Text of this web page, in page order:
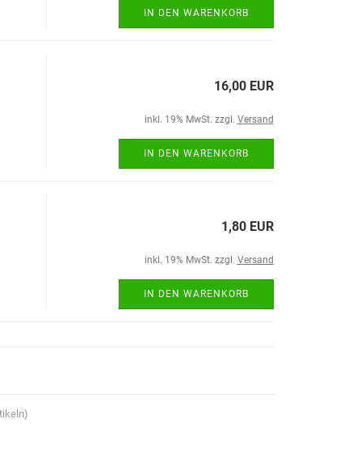
IN DEN WARENKORB
16,00 EUR
inkl. 19% MwSt. zzgl. Versand
IN DEN WARENKORB
1,80 EUR
inkl. 19% MwSt. zzgl. Versand
IN DEN WARENKORB